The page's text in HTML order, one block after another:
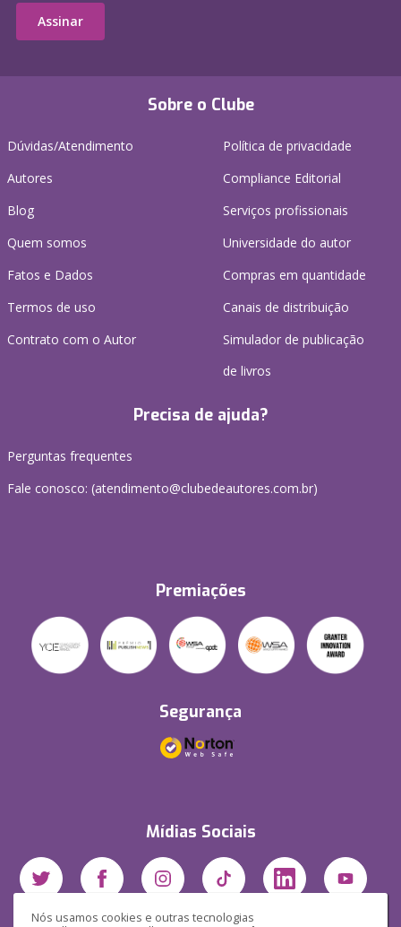
Nós usamos cookies e outras tecnologias
Sobre o Clube
Dúvidas/Atendimento
Autores
Blog
Quem somos
Fatos e Dados
Termos de uso
Contrato com o Autor
Política de privacidade
Compliance Editorial
Serviços profissionais
Universidade do autor
Compras em quantidade
Canais de distribuição
Simulador de publicação
de livros
Precisa de ajuda?
Perguntas frequentes
Fale conosco: (atendimento@clubedeautores.com.br)
Premiações
Segurança
Mídias Sociais
Assinar